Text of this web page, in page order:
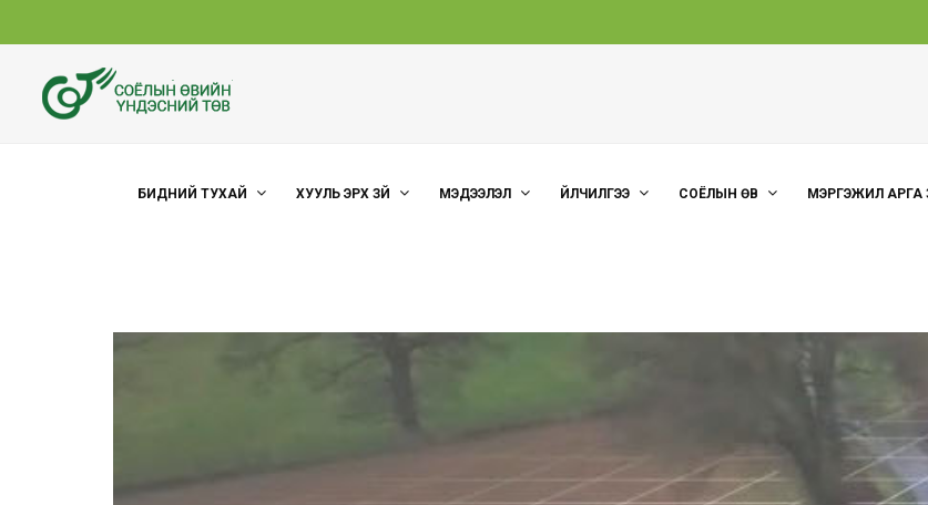
БИДНИЙ ТУХАЙ ХУУЛЬ ЭРХ ЗҮЙ МЭДЭЭЛЭЛ ҮЙЛЧИЛГЭЭ СОЁЛЫН ӨВ МЭРГЭЖИЛ АРГА